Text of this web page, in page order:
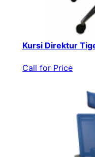
Kursi Direktur
Call for Price